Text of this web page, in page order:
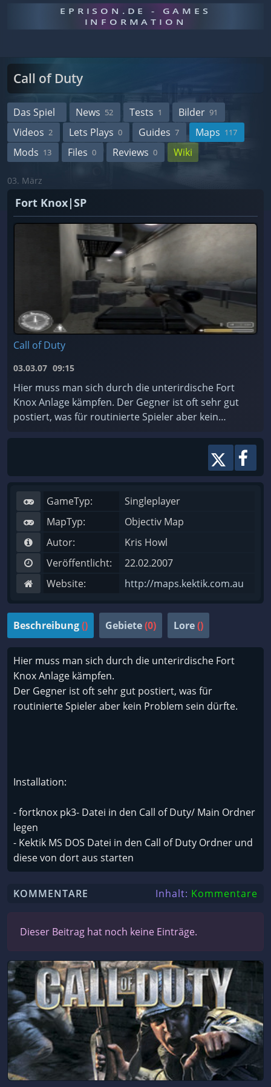
EPRISON.DE - GAMES
INFORMATION
Call of Duty
Das Spiel News 52 Tests 1 Bilder 91
Videos 2 Lets Plays 0 Guides 7 Maps 117
Mods 13 Files 0 Reviews 0 Wiki
03. März
Fort Knox|SP
Call of Duty
03.03.07 09:15
Hier muss man sich durch die unterirdische Fort
Knox Anlage kämpfen. Der Gegner ist oft sehr gut
postiert, was für routinierte Spieler aber kein
GameTyp:
Singleplayer
MapTyp:
Objectiv Map
Autor:
Kris Howl
Veröffentlicht:
22.02.2007
Website:
http://maps.kektik.com.au
Beschreibung() Gebiete(0) Lore()
Hier muss man sich durch die unterirdische Fort
Knox Anlage kämpfen.
Der Gegner ist oft sehr gut postiert, was für
routinierte Spieler aber kein Problem sein dürfte.
Installation:
- fortknox pk3- Datei in den Call of Duty/ Main Ordner
legen
- Kektik MS DOS Datei in den Call of Duty Ordner und
diese von dort aus starten
KOMMENTARE Inhalt: Kommentare
Dieser Beitrag hat noch keine Einträge.